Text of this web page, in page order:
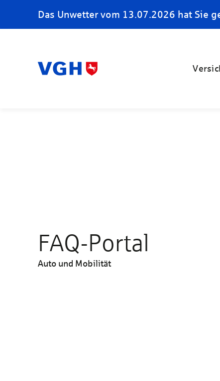
Das Unwetter vom 13.07.2026 hat Sie
FAQ-Portal
Auto und Mobilität